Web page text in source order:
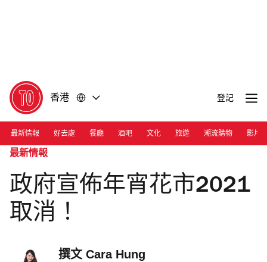
香港 登記
最新情報 好去處 餐廳 酒吧 文化 旅遊 潮流購物 影片
最新情報
政府宣佈年宵花市2021
取消！
撰文 Cara Hung